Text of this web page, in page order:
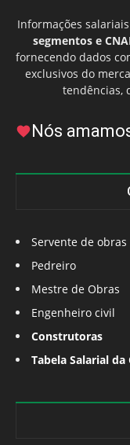
Informações
segmentos e
fornecendo dados
exclusivos do
tendências,
Nós
Servente de obras
Pedreiro
Mestre de Obras
Engenheiro civil
Construtoras
Tabela Salarial